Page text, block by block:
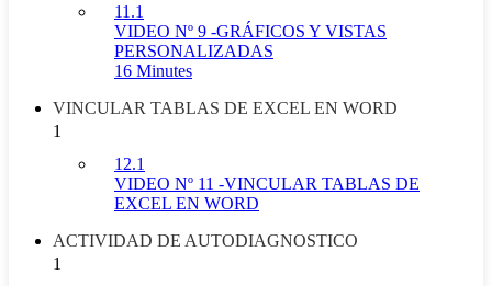
11.1
VIDEO Nº 9 -GRÁFICOS Y VISTAS
PERSONALIZADAS
16 Minutes
VINCULAR TABLAS DE EXCEL EN WORD
1
12.1
VIDEO Nº 11 -VINCULAR TABLAS DE
EXCEL EN WORD
ACTIVIDAD DE AUTODIAGNOSTICO
1